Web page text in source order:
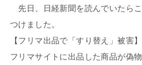
先日、日経新聞を読んでいたら
つけました。
【フリマ出品で「すり替え」被害】
フリマサイトに出品した商品が偽